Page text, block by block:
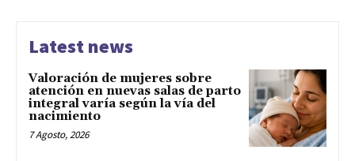
Latest news
Valoración de mujeres sobre
atención en nuevas salas de parto
integral varía según la vía del
nacimiento
7 Agosto, 2026